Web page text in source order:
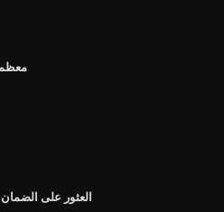
معظم
العثور على